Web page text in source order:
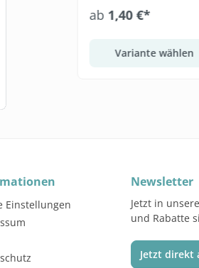
ab 1,40 €*
Variante wählen
Einstellungen
Newsletter
Jetzt in
und Rabatte
Jetzt direkt